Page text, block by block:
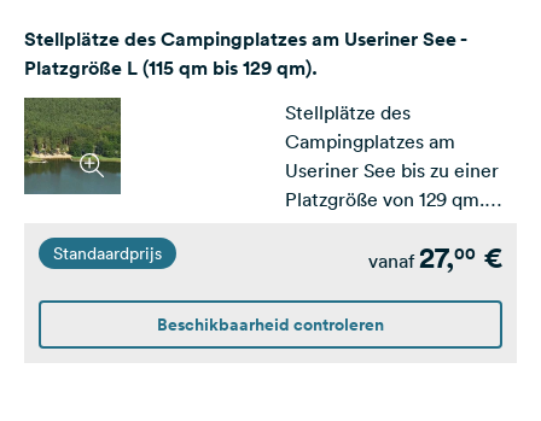
Stellplätze des Campingplatzes am Useriner See -
Platzgröße L (115 qm bis 129 qm).
Stellplätze des
Campingplatzes am
Useriner See bis zu einer
Platzgröße von 129 qm.
mittlere Wohnwagen /
Standaardprijs vanaf 27,00 €
Beschikbaarheid controleren